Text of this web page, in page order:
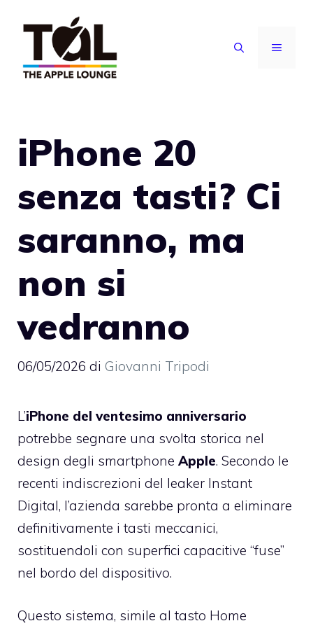
contenuto
MENU
iPhone 20
senza tasti? Ci
saranno, ma
non si
vedranno
06/05/2026 di Giovanni Tripodi
L’iPhone del ventesimo anniversario
potrebbe segnare una svolta storica nel
design degli smartphone Apple. Secondo le
recenti indiscrezioni del leaker Instant
Digital, l’azienda sarebbe pronta a eliminare
definitivamente i tasti meccanici,
sostituendoli con superfici capacitive “fuse”
nel bordo del dispositivo.
Questo sistema, simile al tasto Home